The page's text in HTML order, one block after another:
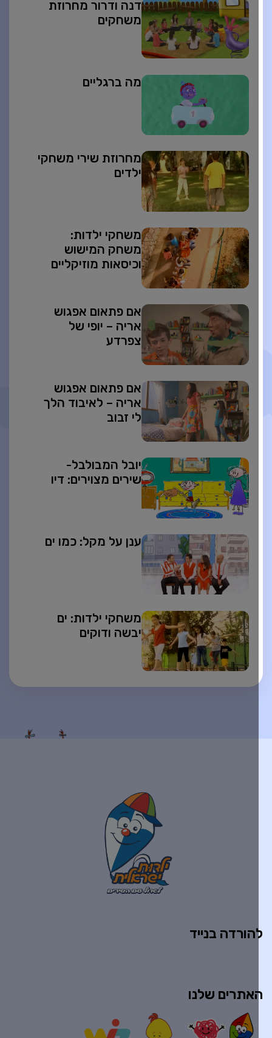
דנה ודרור מחרוזת
משחקים
מה ברגליים
מחרוזת שירי משחקי
ילדים
משחקי ילדות:
משחק המישוש
וכיסאות מוזיקליים
אם פתאום אפגוש
אריה – יופי של
צפרדע
אם פתאום אפגוש
אריה – לאיבוד הלך
לי זבוב
יובל המבולבל-
שירים מצוירים: דיו
ענן על מקל: כמו ים
משחקי ילדות: ים
יבשה ודוקים
בנייד
שלנו